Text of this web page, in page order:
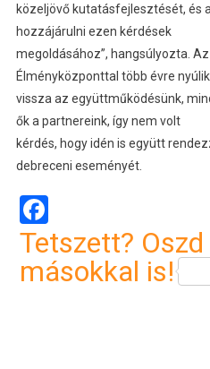
közeljövő kutatásfejlesztését, és
hozzájárulni ezen kérdések
megoldásához”, hangsúlyozta.
Élményközponttal több évre nyúlik
vissza az együttműködésünk,
ők a partnereink, így nem volt
kérdés, hogy idén is együtt
debreceni eseményét.
Facebook
Tetszett?
másokkal is!